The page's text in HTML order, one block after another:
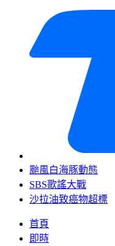
颱風白海豚動態
SBS歌謠大戰
沙拉油致癌物超標
首頁
即時